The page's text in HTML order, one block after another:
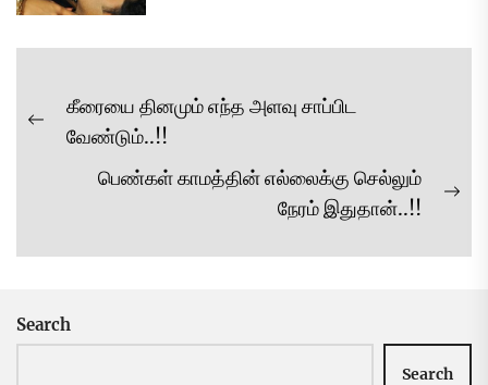
Post
navigation
Previous
கீரையை தினமும் எந்த அளவு சாப்பிட
வேண்டும்..!!
பெண்கள் காமத்தின் எல்லைக்கு செல்லும்
நேரம் இதுதான்..!!
Search
Search